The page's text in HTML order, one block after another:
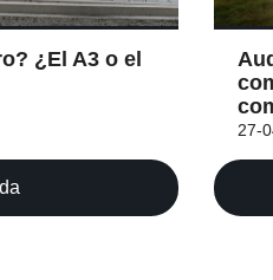
¿El A3 o el
27-